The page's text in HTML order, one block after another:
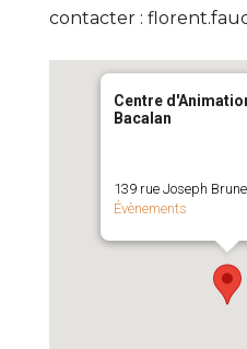
contacter :
Centre
Bacalan
139 rue Joseph
Évènements